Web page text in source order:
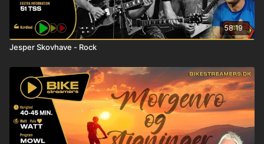
58:19
Jesper Skovhave - Rock